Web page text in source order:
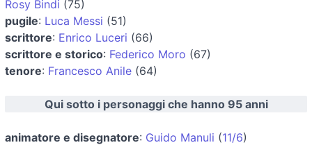
Rosy Bindi (75)
pugile: Luca Messi (51)
scrittore: Enrico Luceri (66)
scrittore e storico: Federico Moro (67)
tenore: Francesco Anile (64)
Qui sotto i personaggi che hanno 95 anni
animatore e disegnatore: Guido Manuli (11/6)